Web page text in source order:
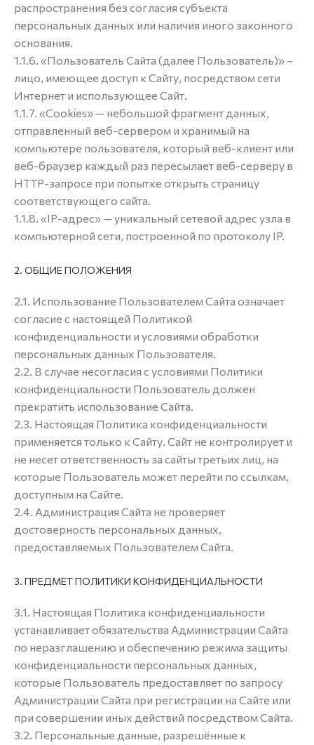
распространения без согласия субъекта
персональных данных или наличия иного законного
основания.
1.1.6. «Пользователь Сайта (далее Пользователь)» –
лицо, имеющее доступ к Сайту, посредством сети
Интернет и использующее Сайт.
1.1.7. «Cookies» — небольшой фрагмент данных,
отправленный веб-сервером и хранимый на
компьютере пользователя, который веб-клиент или
веб-браузер каждый раз пересылает веб-серверу в
HTTP-запросе при попытке открыть страницу
соответствующего сайта.
1.1.8. «IP-адрес» — уникальный сетевой адрес узла в
компьютерной сети, построенной по протоколу IP.
2. ОБЩИЕ ПОЛОЖЕНИЯ
2.1. Использование Пользователем Сайта означает
согласие с настоящей Политикой
конфиденциальности и условиями обработки
персональных данных Пользователя.
2.2. В случае несогласия с условиями Политики
конфиденциальности Пользователь должен
прекратить использование Сайта.
2.3. Настоящая Политика конфиденциальности
применяется только к Сайту. Сайт не контролирует и
не несет ответственность за сайты третьих лиц, на
которые Пользователь может перейти по ссылкам,
доступным на Сайте.
2.4. Администрация Сайта не проверяет
достоверность персональных данных,
предоставляемых Пользователем Сайта.
3. ПРЕДМЕТ ПОЛИТИКИ КОНФИДЕНЦИАЛЬНОСТИ
3.1. Настоящая Политика конфиденциальности
устанавливает обязательства Администрации Сайта
по неразглашению и обеспечению режима защиты
конфиденциальности персональных данных,
которые Пользователь предоставляет по запросу
Администрации Сайта при регистрации на Сайте или
при совершении иных действий посредством Сайта.
3.2. Персональные данные, разрешённые к